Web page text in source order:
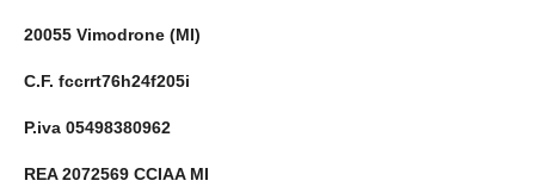
20055 Vimodrone (MI)
C.F. fccrrt76h24f205i
P.iva 05498380962
REA 2072569 CCIAA MI